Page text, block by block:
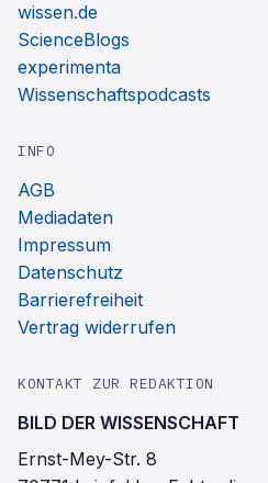
wissen.de
ScienceBlogs
experimenta
Wissenschaftspodcasts
INFO
AGB
Mediadaten
Impressum
Datenschutz
Barrierefreiheit
Vertrag widerrufen
KONTAKT ZUR REDAKTION
BILD DER WISSENSCHAFT
Ernst-Mey-Str. 8